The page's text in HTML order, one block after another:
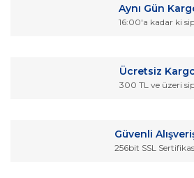
Yorum Yaz
Ürün resmi kalitesiz, bozuk veya
Ürün fiyatı diğer sitelerden daha
Aynı Gün
16:00'a kadar ki
Ücretsiz
300 TL ve üzeri
Güvenli
256bit SSL